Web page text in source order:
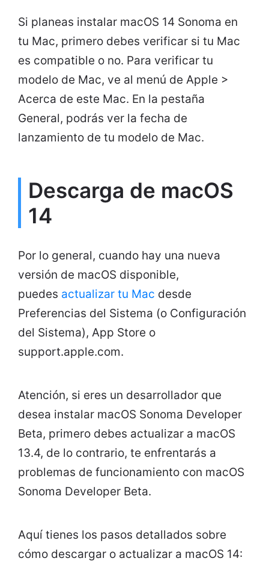
Si planeas instalar macOS 14 Sonoma en
tu Mac, primero debes verificar si tu Mac
es compatible o no. Para verificar tu
modelo de Mac, ve al menú de Apple >
Acerca de este Mac. En la pestaña
General, podrás ver la fecha de
lanzamiento de tu modelo de Mac.
Descarga de macOS
14
Por lo general, cuando hay una nueva
versión de macOS disponible,
puedes actualizar tu Mac desde
Preferencias del Sistema (o Configuración
del Sistema), App Store o
support.apple.com.
Atención, si eres un desarrollador que
desea instalar macOS Sonoma Developer
Beta, primero debes actualizar a macOS
13.4, de lo contrario, te enfrentarás a
problemas de funcionamiento con macOS
Sonoma Developer Beta.
Aquí tienes los pasos detallados sobre
cómo descargar o actualizar a macOS 14: